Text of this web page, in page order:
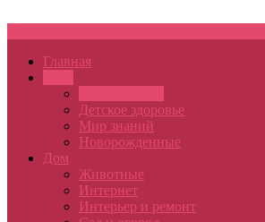
Главная
Детское здоровье
Мир знаний
Новорожденные
Дом
Животные
Интернет
Интерьер и ремонт